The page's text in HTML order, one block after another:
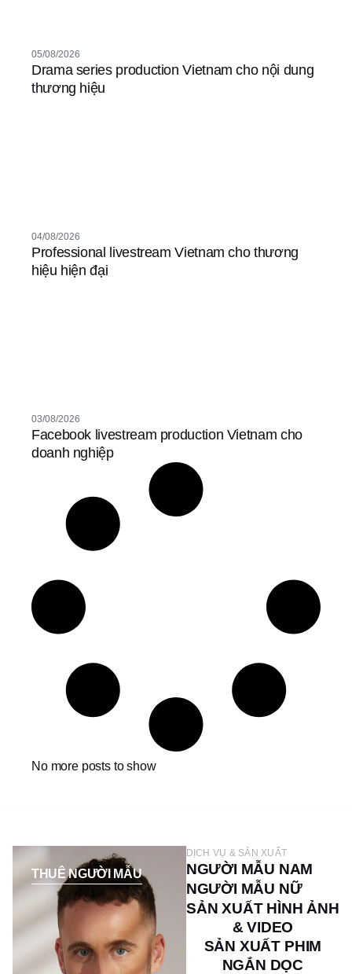
05/08/2026
Drama series production Vietnam cho nội dung
thương hiệu
04/08/2026
Professional livestream Vietnam cho thương
hiệu hiện đại
03/08/2026
Facebook livestream production Vietnam cho
doanh nghiệp
No more posts to show
THUÊ NGƯỜI MẪU
DỊCH VỤ & SẢN XUẤT
NGƯỜI MẪU NAM
NGƯỜI MẪU NỮ
SẢN XUẤT HÌNH ẢNH
& VIDEO
SẢN XUẤT PHIM
NGẮN DỌC